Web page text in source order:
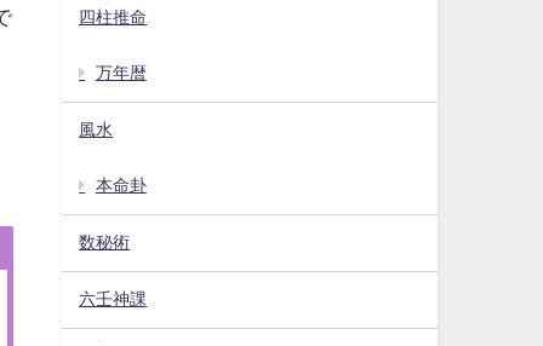
四柱推命
万年暦
風水
本命卦
数秘術
六壬神課